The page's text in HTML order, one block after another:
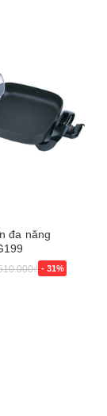
đa năng
- 31%